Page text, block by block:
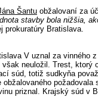
Šantu obžalovaní za
stavby bola nižšia,
prokuratúry Bratislava.
V uznal za vinného
neuložil. Trest, ktorý
súd, totiž sudkyňa
požadovala
priznal. Krajský súd v